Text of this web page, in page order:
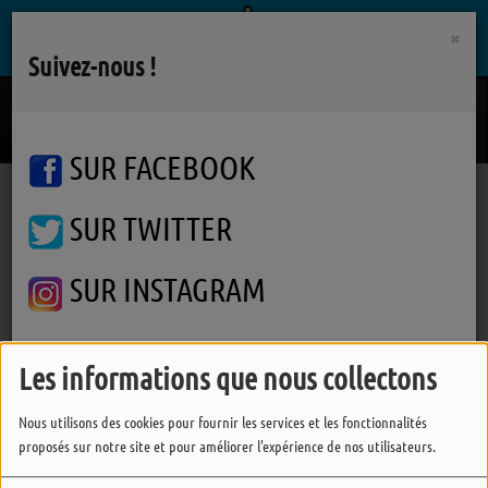
Les informations que nous collectons
Nous utilisons des cookies pour fournir les services et les fonctionnalités
proposés sur notre site et pour améliorer l'expérience de nos utilisateurs.
Podcasts Comité de Développement de l'Agriculture
Comité de Développement de
l'Agriculture #2
×
Suivez-nous !
SUR FACEBOOK
SUR TWITTER
SUR INSTAGRAM
FERMER